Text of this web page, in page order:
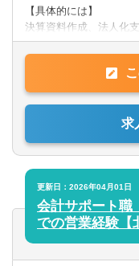
・Word、Evcel、
◎求める人物像
上記スキル等を有し、
方。
第一次産業への熱い思
【具体的には】
決算資料作成、法人化
アントへ訪問し、ヒア
行います。
提供サービス
帳簿/試算表/決算書作
計画書の作成支援、事
求
更新日：2026年04月01日
会計サポート職
での営業経験【